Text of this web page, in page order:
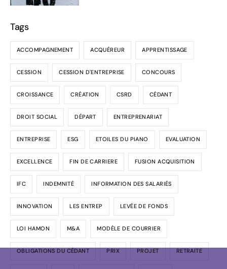
Tags
ACCOMPAGNEMENT ACQUÉREUR APPRENTISSAGE
CESSION CESSION D'ENTREPRISE CONCOURS
CROISSANCE CRÉATION CSRD CÉDANT
DROIT SOCIAL DÉPART ENTREPRENARIAT
ENTREPRISE ESG ETOILES DU PIANO EVALUATION
EXCELLENCE FIN DE CARRIERE FUSION ACQUISITION
IFC INDEMNITÉ INFORMATION DES SALARIÉS
INNOVATION LES ENTREP LEVÉE DE FONDS
LOI HAMON M&A MODÈLE DE COURRIER
OBLIGATIONS DU CÉDANT PRIX PROJET RETRAITE